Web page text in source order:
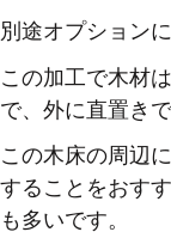
別途オプション
この加工で木材
で、外に直置き
この木床の周辺
することをおす
も多いです。